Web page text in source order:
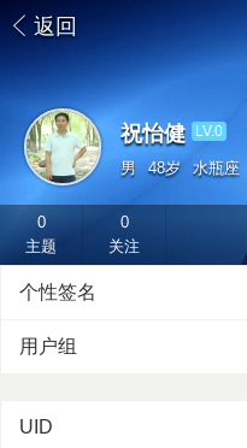
返回
男 48岁 水瓶座
祝怡健 LV.0
0
主题
0
关注
个性签名
用户组
UID